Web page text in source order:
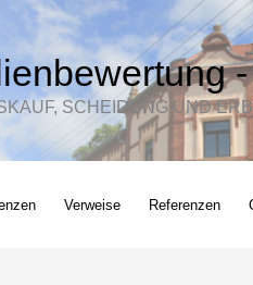
SCHEIDUNG UND
Verweise Referenzen